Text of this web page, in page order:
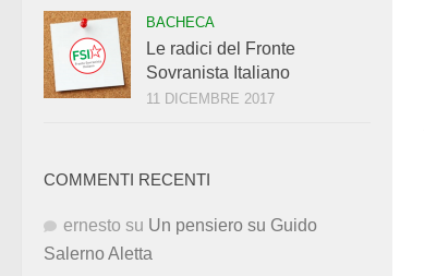
BACHECA
Le radici del Fronte
Sovranista Italiano
11 DICEMBRE 2017
COMMENTI RECENTI
ernesto su Un pensiero su Guido
Salerno Aletta